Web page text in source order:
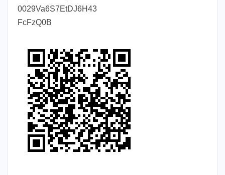
0029Va6S7EtDJ6H43
FcFzQ0B